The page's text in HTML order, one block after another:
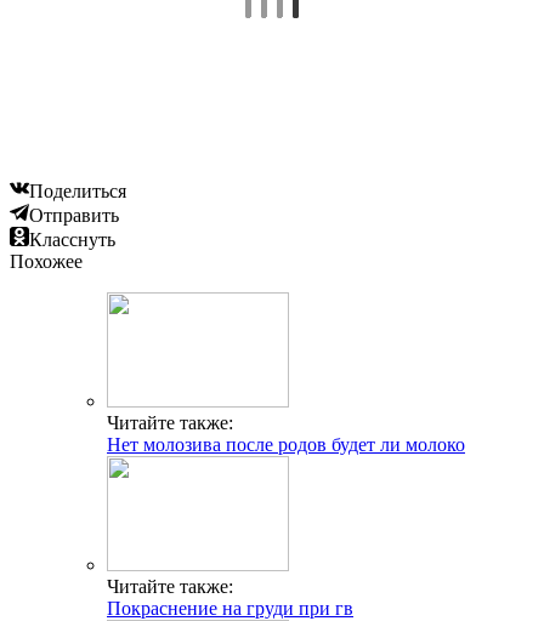
Поделиться
Отправить
Класснуть
Похожее
Читайте также:
Нет молозива после родов будет ли молоко
Читайте также:
Покраснение на груди при гв